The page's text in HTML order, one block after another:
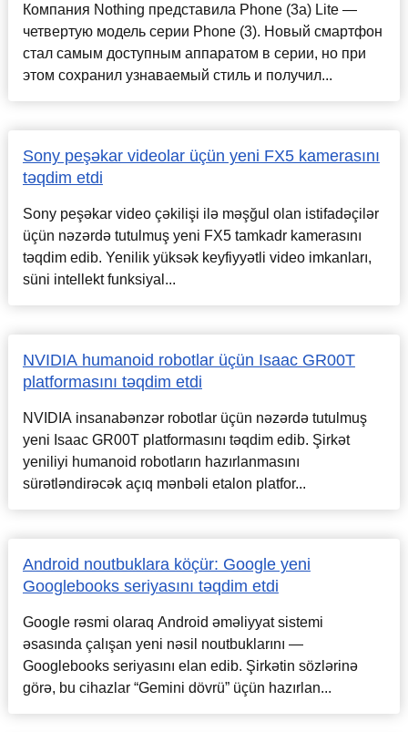
Компания Nothing представила Phone (3a) Lite —
четвертую модель серии Phone (3). Новый смартфон
стал самым доступным аппаратом в серии, но при
этом сохранил узнаваемый стиль и получил...
Sony peşəkar videolar üçün yeni FX5 kamerasını
təqdim etdi
Sony peşəkar video çəkilişi ilə məşğul olan istifadəçilər
üçün nəzərdə tutulmuş yeni FX5 tamkadr kamerasını
təqdim edib. Yenilik yüksək keyfiyyətli video imkanları,
süni intellekt funksiyal...
NVIDIA humanoid robotlar üçün Isaac GR00T
platformasını təqdim etdi
NVIDIA insanabənzər robotlar üçün nəzərdə tutulmuş
yeni Isaac GR00T platformasını təqdim edib. Şirkət
yeniliyi humanoid robotların hazırlanmasını
sürətləndirəcək açıq mənbəli etalon platfor...
Android noutbuklara köçür: Google yeni
Googlebooks seriyasını təqdim etdi
Google rəsmi olaraq Android əməliyyat sistemi
əsasında çalışan yeni nəsil noutbuklarını —
Googlebooks seriyasını elan edib. Şirkətin sözlərinə
görə, bu cihazlar “Gemini dövrü” üçün hazırlan...